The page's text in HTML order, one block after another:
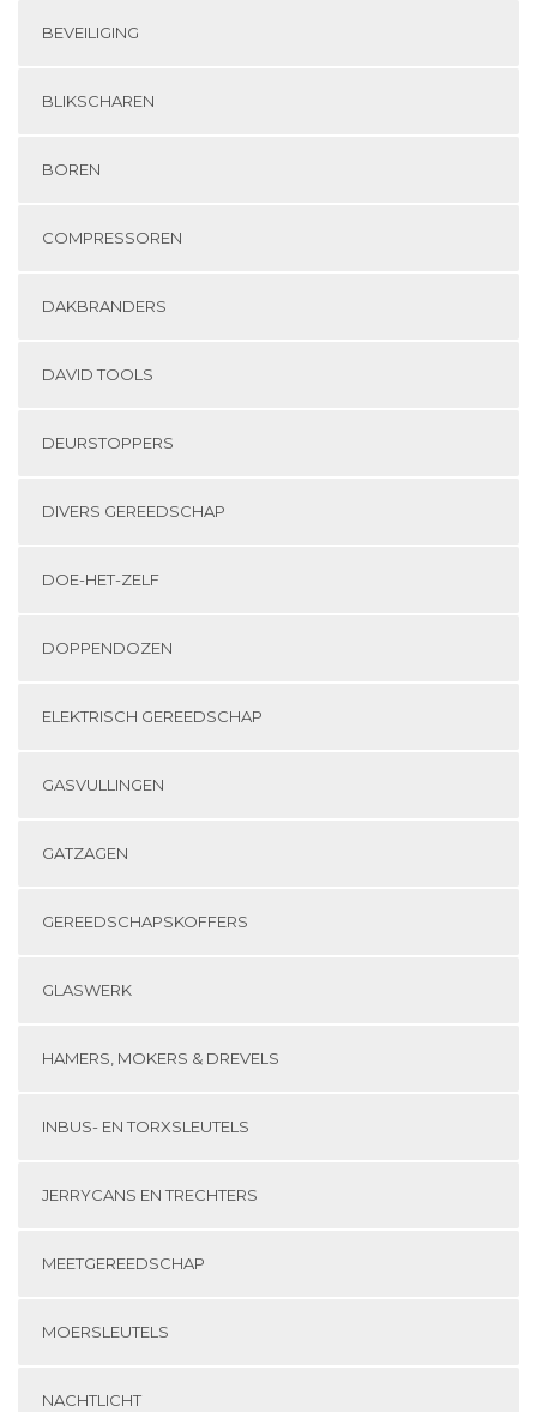
BEVEILIGING
BLIKSCHAREN
BOREN
COMPRESSOREN
DAKBRANDERS
DAVID TOOLS
DEURSTOPPERS
DIVERS GEREEDSCHAP
DOE-HET-ZELF
DOPPENDOZEN
ELEKTRISCH GEREEDSCHAP
GASVULLINGEN
GATZAGEN
GEREEDSCHAPSKOFFERS
GLASWERK
HAMERS, MOKERS & DREVELS
INBUS- EN TORXSLEUTELS
JERRYCANS EN TRECHTERS
MEETGEREEDSCHAP
MOERSLEUTELS
NACHTLICHT